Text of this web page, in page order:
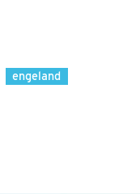
engeland